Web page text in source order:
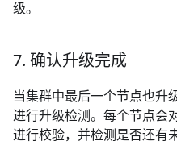
级。
7. 确认升级完成
当集群中最后一个节点也升
进行升级检测。每个节点会
进行校验，并检测是否还有